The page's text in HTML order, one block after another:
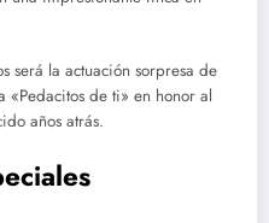
será la actuación sorpresa de
de ti» en honor al
años atrás.